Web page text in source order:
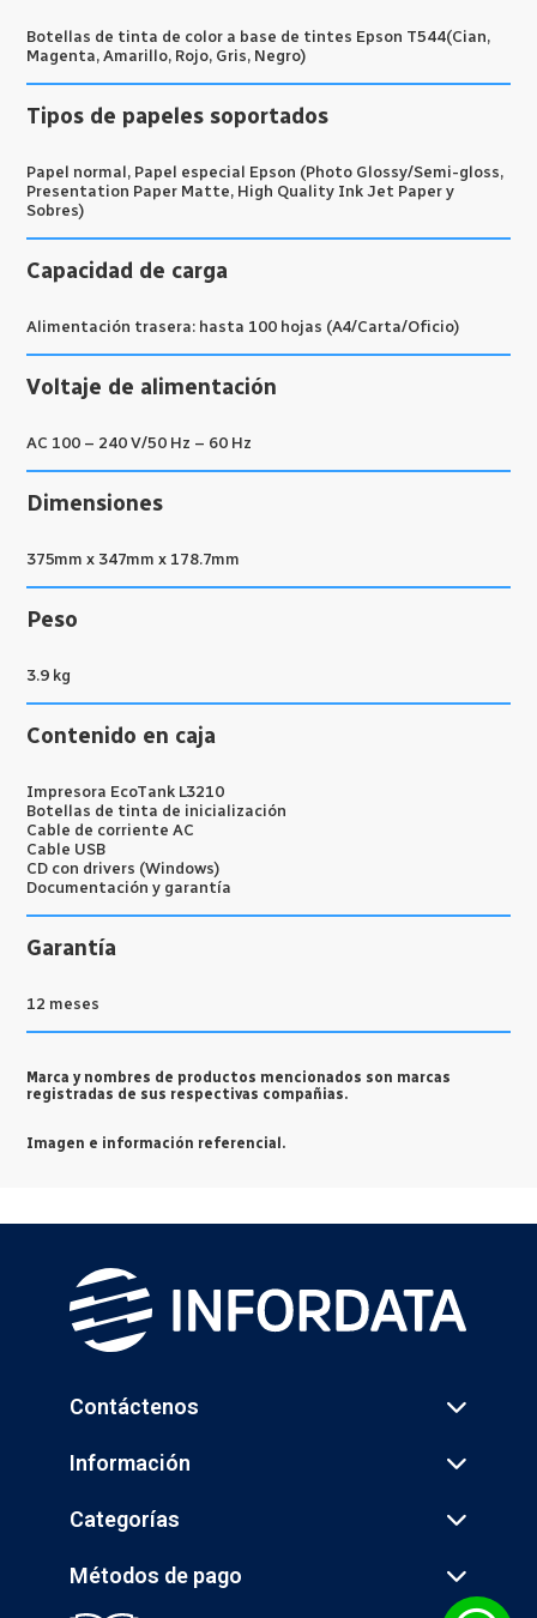
Botellas de tinta de color a base de tintes Epson T544(Cian,
Magenta, Amarillo, Rojo, Gris, Negro)
Tipos de papeles soportados
Papel normal, Papel especial Epson (Photo Glossy/Semi-gloss,
Presentation Paper Matte, High Quality Ink Jet Paper y
Sobres)
Capacidad de carga
Alimentación trasera: hasta 100 hojas (A4/Carta/Oficio)
Voltaje de alimentación
AC 100 – 240 V/50 Hz – 60 Hz
Dimensiones
375mm x 347mm x 178.7mm
Peso
3.9 kg
Contenido en caja
Impresora EcoTank L3210
Botellas de tinta de inicialización
Cable de corriente AC
Cable USB
CD con drivers (Windows)
Documentación y garantía
Garantía
12 meses
Marca y nombres de productos mencionados son marcas
registradas de sus respectivas compañias.
Imagen e información referencial.
Contáctenos
Información
Categorías
Métodos de pago